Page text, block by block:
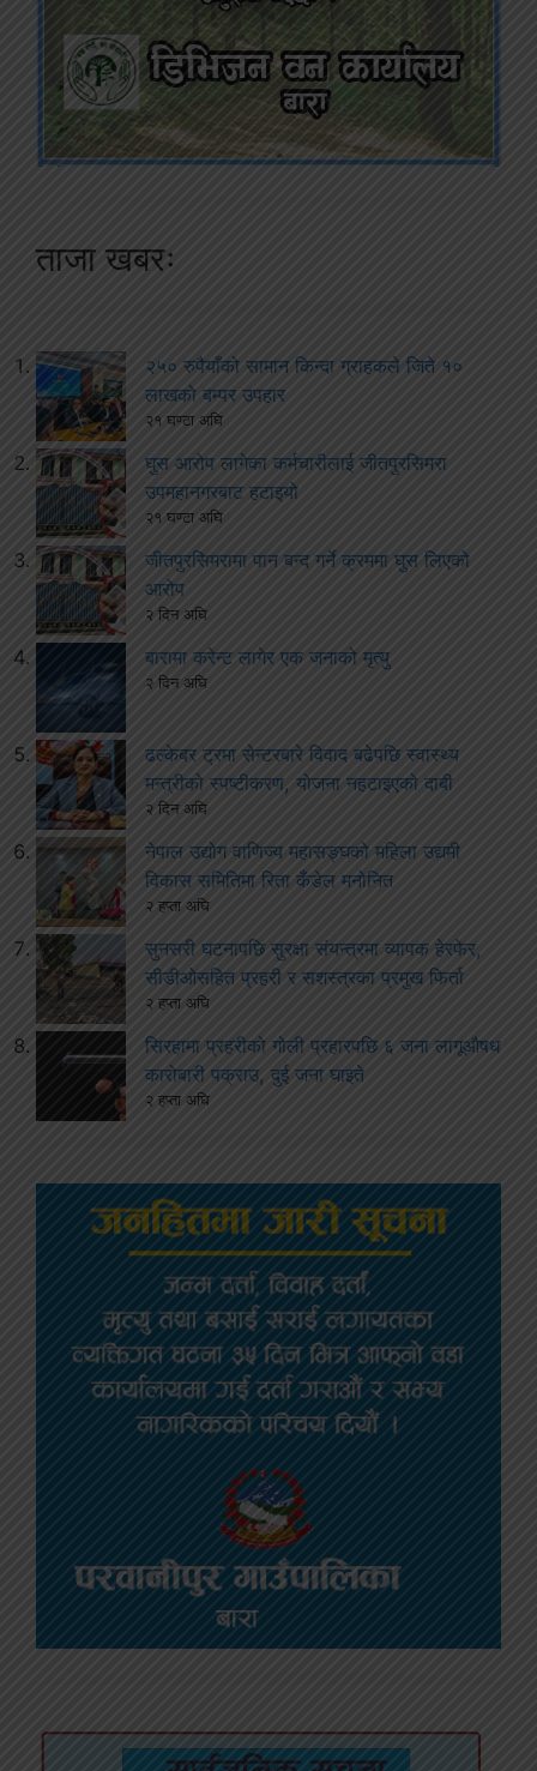
ताजा खबरः
२५० रुपैयाँको सामान किन्दा ग्राहकले जिते १०
लाखको बम्पर उपहार
२१ घण्टा अघि
घुस आरोप लागेका कर्मचारीलाई जीतपुरसिमरा
उपमहानगरबाट हटाइयो
२१ घण्टा अघि
जीतपुरसिमरामा पान बन्द गर्ने क्रममा घुस लिएको
आरोप
२ दिन अघि
बारामा करेन्ट लागेर एक जनाको मृत्यु
२ दिन अघि
ढल्केबर ट्रमा सेन्टरबारे विवाद बढेपछि स्वास्थ्य
मन्त्रीको स्पष्टीकरण, योजना नहटाइएको दाबी
२ दिन अघि
नेपाल उद्योग वाणिज्य महासङ्घको महिला उद्यमी
विकास समितिमा रिता कँडेल मनोनित
२ हप्ता अघि
सुनसरी घटनापछि सुरक्षा संयन्त्रमा व्यापक हेरफेर,
सीडीओसहित प्रहरी र सशस्त्रका प्रमुख फिर्ता
२ हप्ता अघि
सिरहामा प्रहरीको गोली प्रहारपछि ६ जना लागूऔषध
कारोबारी पक्राउ, दुई जना घाइते
२ हप्ता अघि